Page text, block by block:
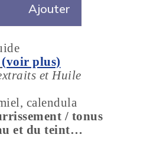
Ajouter
(voir plus)
et Huile
calendula
/ tonus
et du teint…